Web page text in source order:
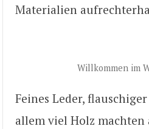
Materialien
Willkommen im
Feines Leder,
allem viel Holz machten